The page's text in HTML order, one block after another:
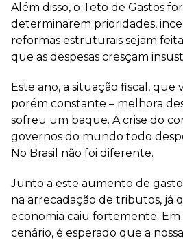
Além disso, o Teto de Gastos
determinarem prioridades,
reformas estruturais sejam
que as despesas cresçam
Este ano, a situação fiscal, que
porém constante – melhora
sofreu um baque. A crise do
governos do mundo todo
No Brasil não foi diferente.
Junto a este aumento de
na arrecadação de tributos, já
economia caiu fortemente. Em
cenário, é esperado que a